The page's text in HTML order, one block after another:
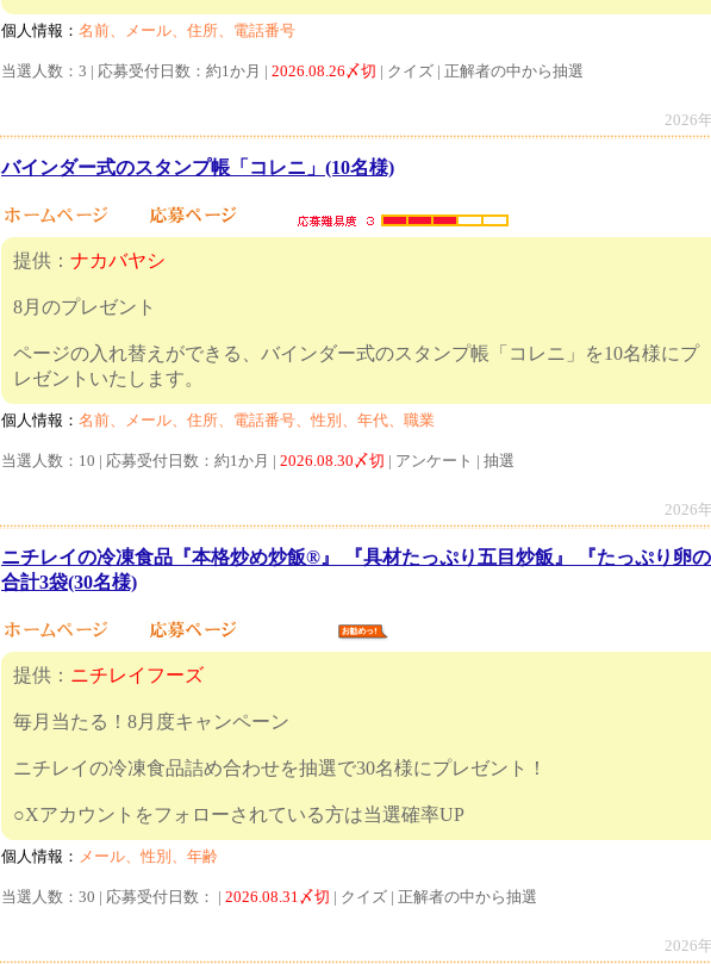
個人情報： 名前、メール、住所、電話番号
当選人数：3 | 応募受付日数：約1か月 | 2026.08.26〆切 | クイズ | 正解者の中から抽選
2026
バインダー式のスタンプ帳「コレニ」(10名様)
提供： ナカバヤシ
8月のプレゼント
ページの入れ替えができる、バインダー式のスタンプ帳「コレニ」を10名様にプ
レゼントいたします。
個人情報： 名前、メール、住所、電話番号、性別、年代、職業
当選人数：10 | 応募受付日数：約1か月 | 2026.08.30〆切 | アンケート | 抽選
2026
ニチレイの冷凍食品『本格炒め炒飯®』 『具材たっぷり五目炒飯』 『たっぷり卵の
合計3袋(30名様)
提供： ニチレイフーズ
毎月当たる！8月度キャンペーン
ニチレイの冷凍食品詰め合わせを抽選で30名様にプレゼント！
○Xアカウントをフォローされている方は当選確率UP
個人情報： メール、性別、年齢
当選人数：30 | 応募受付日数： | 2026.08.31〆切 | クイズ | 正解者の中から抽選
2026